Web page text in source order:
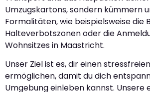
Umzugskartons, sondern kümmern
Formalitäten, wie beispielsweise die
Halteverbotszonen oder die
Wohnsitzes in Maastricht.
Unser Ziel ist es, dir einen
ermöglichen, damit du dich
Umgebung einleben kannst. Unsere